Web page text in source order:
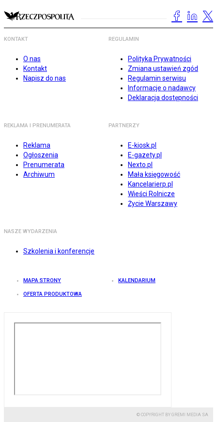
KONTAKT
O nas
Kontakt
Napisz do nas
REGULAMIN
Polityka Prywatności
Zmiana ustawień zgód
Regulamin serwisu
Informacje o nadawcy
Deklaracja dostępności
REKLAMA I PRENUMERATA
Reklama
Ogłoszenia
Prenumerata
Archiwum
PARTNERZY
E-kiosk.pl
E-gazety.pl
Nexto.pl
Mała księgowość
Kancelarierp.pl
Wieści Rolnicze
Życie Warszawy
NASZE WYDARZENIA
Szkolenia i konferencje
MAPA STRONY KALENDARIUM
OFERTA PRODUKTOWA
© COPYRIGHT BY GREMI MEDIA SA